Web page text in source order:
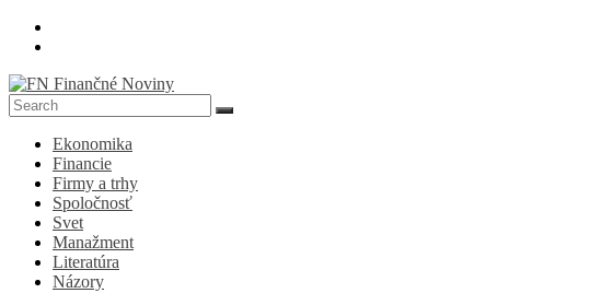
Skip
FN
Finančné
Noviny
Denník
ekonomike
spoločnosti
Ekonomika
Financie
Firmy a trhy
Spoločnosť
Svet
Manažment
Literatúra
Názory